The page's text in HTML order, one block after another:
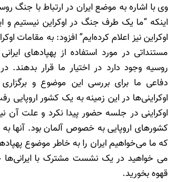
وی با اشاره به موضع ایران در ارتباط با جنگ
اینکه “ما یک طرف جنگ در اوکراین نیستیم و
اوکراین نیز اعلام کرده‌ایم” افزود: به مقامات
مستنداتی در مورد استفاده از پهپادهای
روسیه وجود دارد در اختیار ما قرار
دفاعی ما برای بررسی این موضوع و
اوکراینی‌ در جلسه حضور پیدا نکرد و علت آن
کشورهای اروپایی به خصوص آلمان بود. آنها به
که ما می‌خواهیم ایران را به خاطر موضوع
می خواهید در یک نشست مشترک با ایرانی‌ها
قهوه بخورید.